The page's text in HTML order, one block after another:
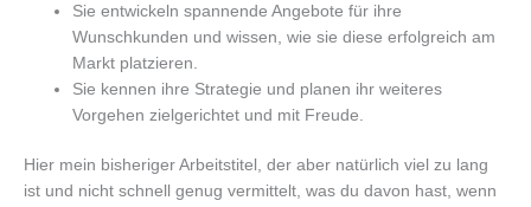
Sie entwickeln spannende Angebote für ihre
Wunschkunden und wissen, wie sie diese erfolgreich am
Markt platzieren.
Sie kennen ihre Strategie und planen ihr weiteres
Vorgehen zielgerichtet und mit Freude.
Hier mein bisheriger Arbeitstitel, der aber natürlich viel zu lang
ist und nicht schnell genug vermittelt, was du davon hast, wenn